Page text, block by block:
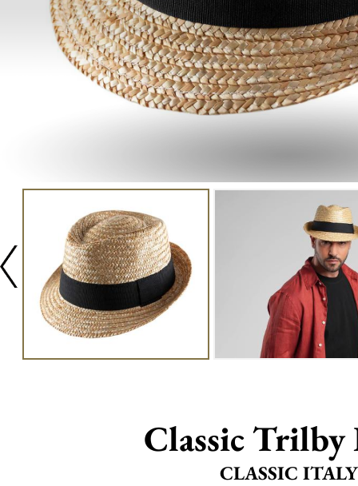
Classic Trilby
CLASSIC ITALY